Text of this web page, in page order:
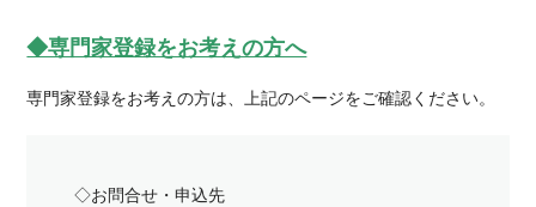
◆専門家登録をお考えの方へ
専門家登録をお考えの方は、上記のページをご確認ください。
◇お問合せ・申込先